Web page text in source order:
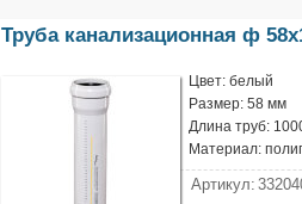
Труба канализационная ф
Цвет: белый
Размер: 58 мм
Длина труб:
Материал:
Артикул: